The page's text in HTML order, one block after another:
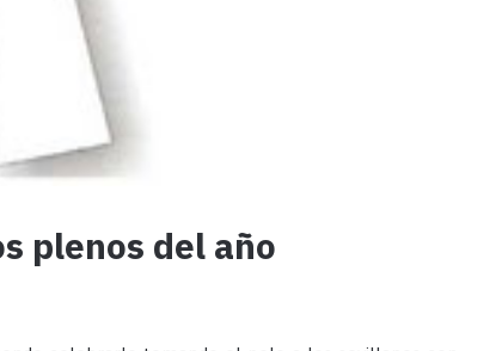
plenos del año